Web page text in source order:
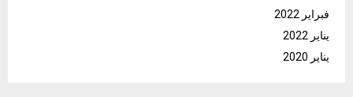
فبراير 2022
يناير 2022
يناير 2020